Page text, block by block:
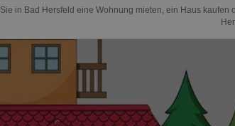
in Bad Hersfeld eine Wohnung mieten, ein Haus